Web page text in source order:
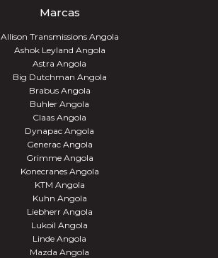
Marcas
Allison Transmissions Angola
Ashok Leyland Angola
Astra Angola
Big Dutchman Angola
Brabus Angola
Buhler Angola
Claas Angola
Dynapac Angola
Generac Angola
Grimme Angola
Konecranes Angola
KTM Angola
Kuhn Angola
Liebherr Angola
Lukoil Angola
Linde Angola
Mazda Angola